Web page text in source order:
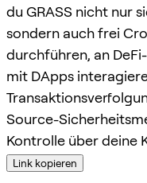
du GRASS nicht nur
sondern auch frei
durchführen, an
mit DApps
Source-
Kontrolle über deine
Link kopieren